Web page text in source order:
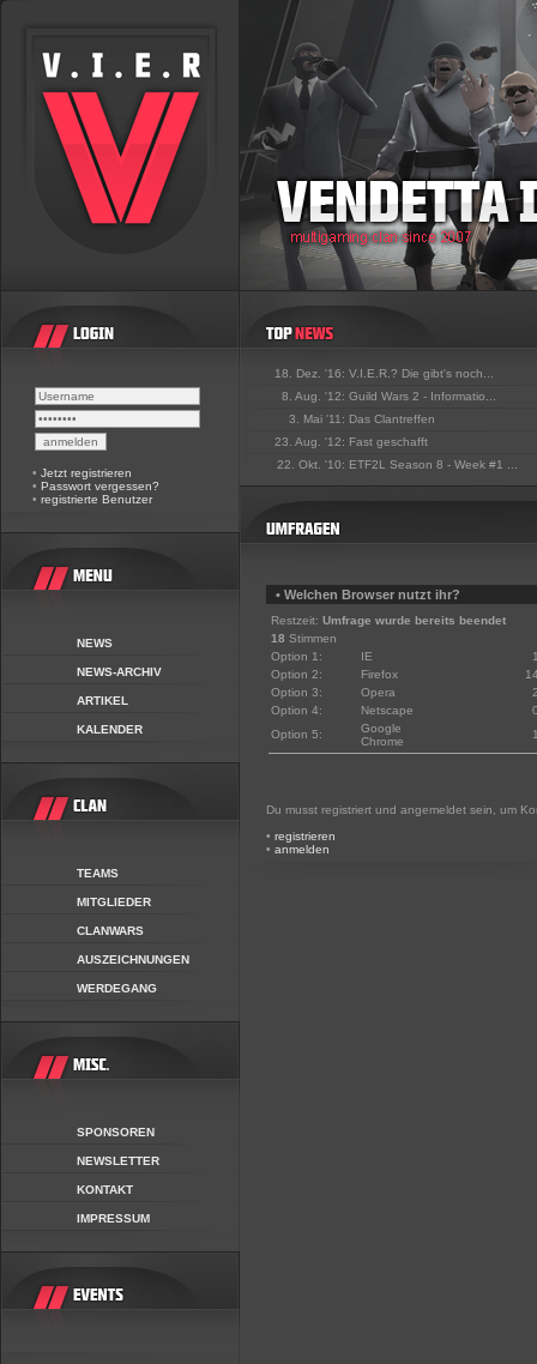
• Jetzt registrieren
• Passwort vergessen?
• registrierte Benutzer
NEWS
NEWS-ARCHIV
ARTIKEL
KALENDER
TEAMS
MITGLIEDER
CLANWARS
AUSZEICHNUNGEN
WERDEGANG
SPONSOREN
NEWSLETTER
KONTAKT
IMPRESSUM
18. Dez. '16: V.I.E.R.? Die gibt's noch...
8. Aug. '12: Guild Wars 2 - Informatio...
3. Mai '11: Das Clantreffen
23. Aug. '12: Fast geschafft
22. Okt. '10: ETF2L Season 8 - Week #1 ...
• Welchen Browser nutzt ihr?
Restzeit: Umfrage wurde bereits beendet
18 Stimmen
Option 1:
IE
Option 2:
Firefox
Option 3:
Opera
Option 4:
Netscape
Option 5:
Google
Chrome
Du musst registriert und angemeldet sein, um
• registrieren
• anmelden